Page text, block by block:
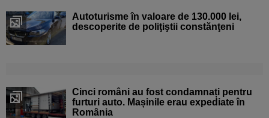
Autoturisme în valoare de 130.000 lei,
descoperite de poliţiştii constănţeni
Cinci români au fost condamnați pentru
furturi auto. Mașinile erau expediate în
România